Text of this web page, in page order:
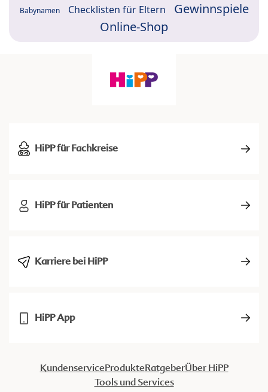
Babynamen Checklisten für Eltern
Gewinnspiele
Online-Shop
HiPP für Fachkreise
HiPP für Patienten
Karriere bei HiPP
HiPP App
KundenserviceProdukteRatgeberÜber HiPP
Tools und Services